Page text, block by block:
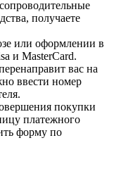
получаете
или оформлении в
и MasterCard.
вас на
ввести номер
покупки
платежного
форму по